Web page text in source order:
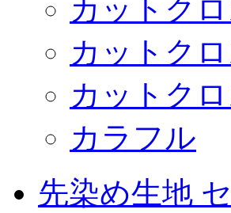
カットク
カットク
カットク
カラフル
先染め生地